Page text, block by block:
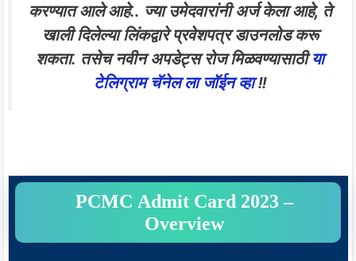
करण्यात आले आहे.. ज्या उमेदवारांनी अर्ज केला आहे, ते
खाली दिलेल्या लिंकद्वारे प्रवेशपत्र डाउनलोड करू
शकता. तसेच नवीन अपडेट्स रोज मिळवण्यासाठीया
टेलिग्राम चॅनेल ला जॉईन व्हा!!
PCMC Admit Card 2023 –
Overview